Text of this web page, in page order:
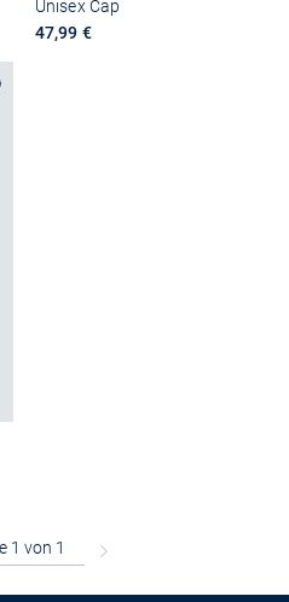
Unisex Cap
47,99 €